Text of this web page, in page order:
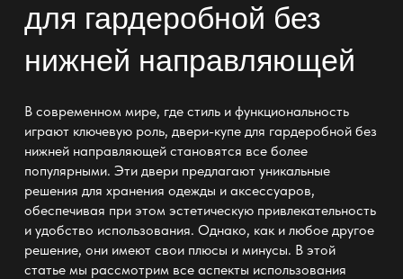
для гардеробной без
нижней направляющей
В современном мире, где стиль и функциональность
играют ключевую роль, двери-купе для гардеробной без
нижней направляющейстановятся все более
популярными. Эти двери предлагают уникальные
решения для хранения одежды и аксессуаров,
обеспечивая при этом эстетическую привлекательность
и удобство использования. Однако, как и любое другое
решение, они имеют свои плюсы и минусы. В этой
статье мы рассмотрим все аспекты использования